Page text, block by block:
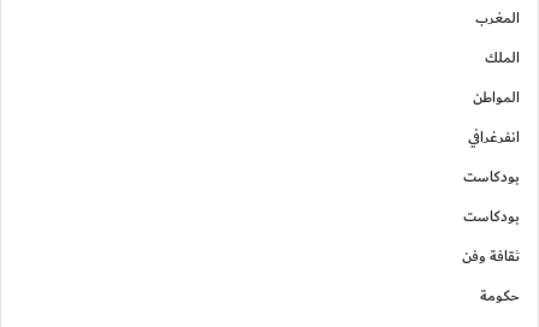
المغرب
الملك
المواطن
انفرغرافي
بودكاست
بودكاست
ثقافة وفن
حكومة